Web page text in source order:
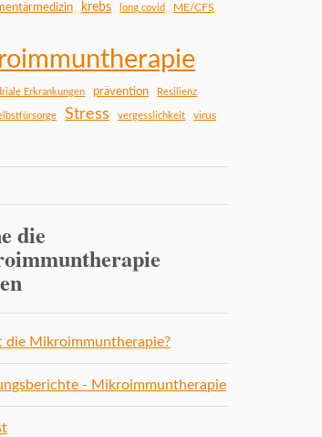
krebs long covid ME/CFS
Erkrankungen prävention Resilienz
Stress vergesslichkeit virus
die
die Mikroimmuntherapie?
- Mikroimmuntherapie